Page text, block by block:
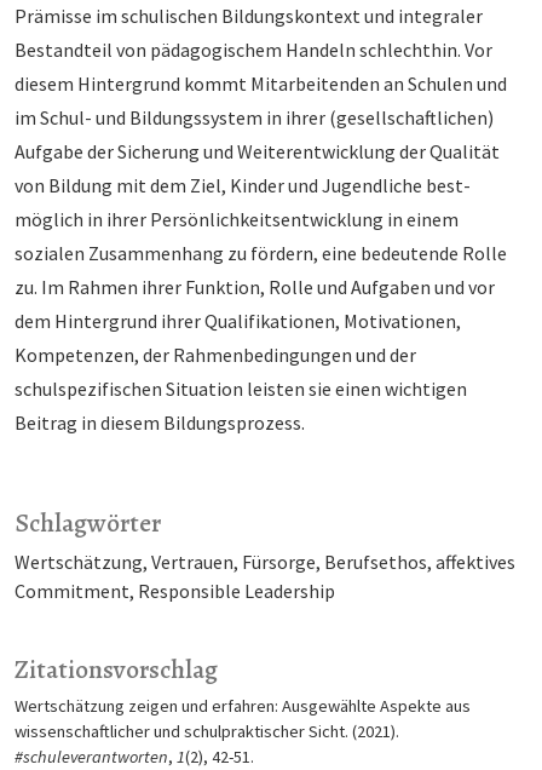
Schlagwörter
Wertschätzung Vertrauen Fürsorge Berufsethos affektives
Commitment Responsible Leadership
Zitationsvorschlag
Wertschätzung zeigen und erfahren: Ausgewählte Aspekte aus
wissenschaftlicher und schulpraktischer Sicht. (2021).
#schuleverantworten, 1(2), 42-51.
Prämisse im schulischen Bildungskontext und in­tegraler
Bestandteil von pädagogischem Handeln schlechthin. Vor
diesem Hintergrund kommt Mitar­beitenden an Schulen und
im Schul- und Bildungssystem in ihrer (gesellschaftlichen)
Aufgabe der Si­cherung und Weiterentwicklung der Qualität
von Bildung mit dem Ziel, Kinder und Jugendliche best­
möglich in ihrer Persönlichkeitsentwicklung in einem
sozialen Zusammenhang zu fördern, eine bedeu­tende Rolle
zu. Im Rahmen ihrer Funktion, Rolle und Aufgaben und vor
dem Hintergrund ihrer Qualifi­kationen, Motivationen,
Kompetenzen, der Rahmenbedingungen und der
schulspezifischen Situation leisten sie einen wichtigen
Beitrag in diesem Bildungsprozess.